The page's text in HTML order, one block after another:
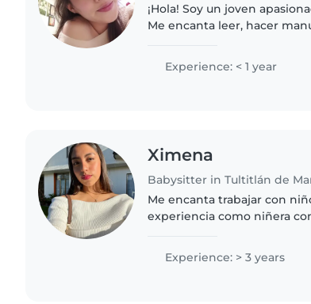
¡Hola! Soy un joven
Me encanta leer, hacer
tareas del hogar y..
Experience: < 1 year
Ximena
Babysitter in Tultitlán de
Me encanta trabajar con
experiencia como niñera
inglés y español. Además,
Experience: > 3 years